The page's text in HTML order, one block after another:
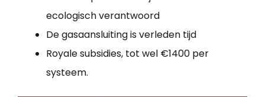
ecologisch verantwoord
De gasaansluiting is verleden tijd
Royale subsidies, tot wel €1400 per
systeem.